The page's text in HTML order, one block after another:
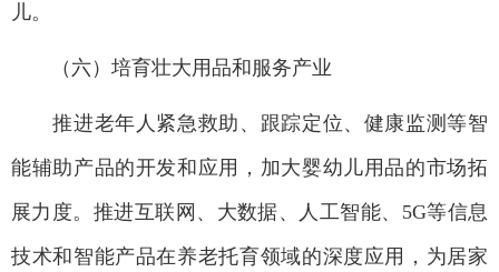
儿。
（六）培育壮大用品和服务产业
推进老年人紧急救助、跟踪定位、健康监测等智
能辅助产品的开发和应用，加大婴幼儿用品的市场拓
展力度。推进互联网、大数据、人工智能、5G等信息
技术和智能产品在养老托育领域的深度应用，为居家